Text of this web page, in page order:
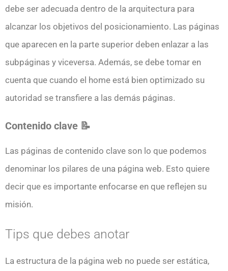
debe ser adecuada dentro de la arquitectura para
alcanzar los objetivos del posicionamiento. Las páginas
que aparecen en la parte superior deben enlazar a las
subpáginas y viceversa. Además, se debe tomar en
cuenta que cuando el home está bien optimizado su
autoridad se transfiere a las demás páginas.
Contenido clave 📝
Las páginas de contenido clave son lo que podemos
denominar los pilares de una página web. Esto quiere
decir que es importante enfocarse en que reflejen su
misión.
Tips que debes anotar
La estructura de la página web no puede ser estática,